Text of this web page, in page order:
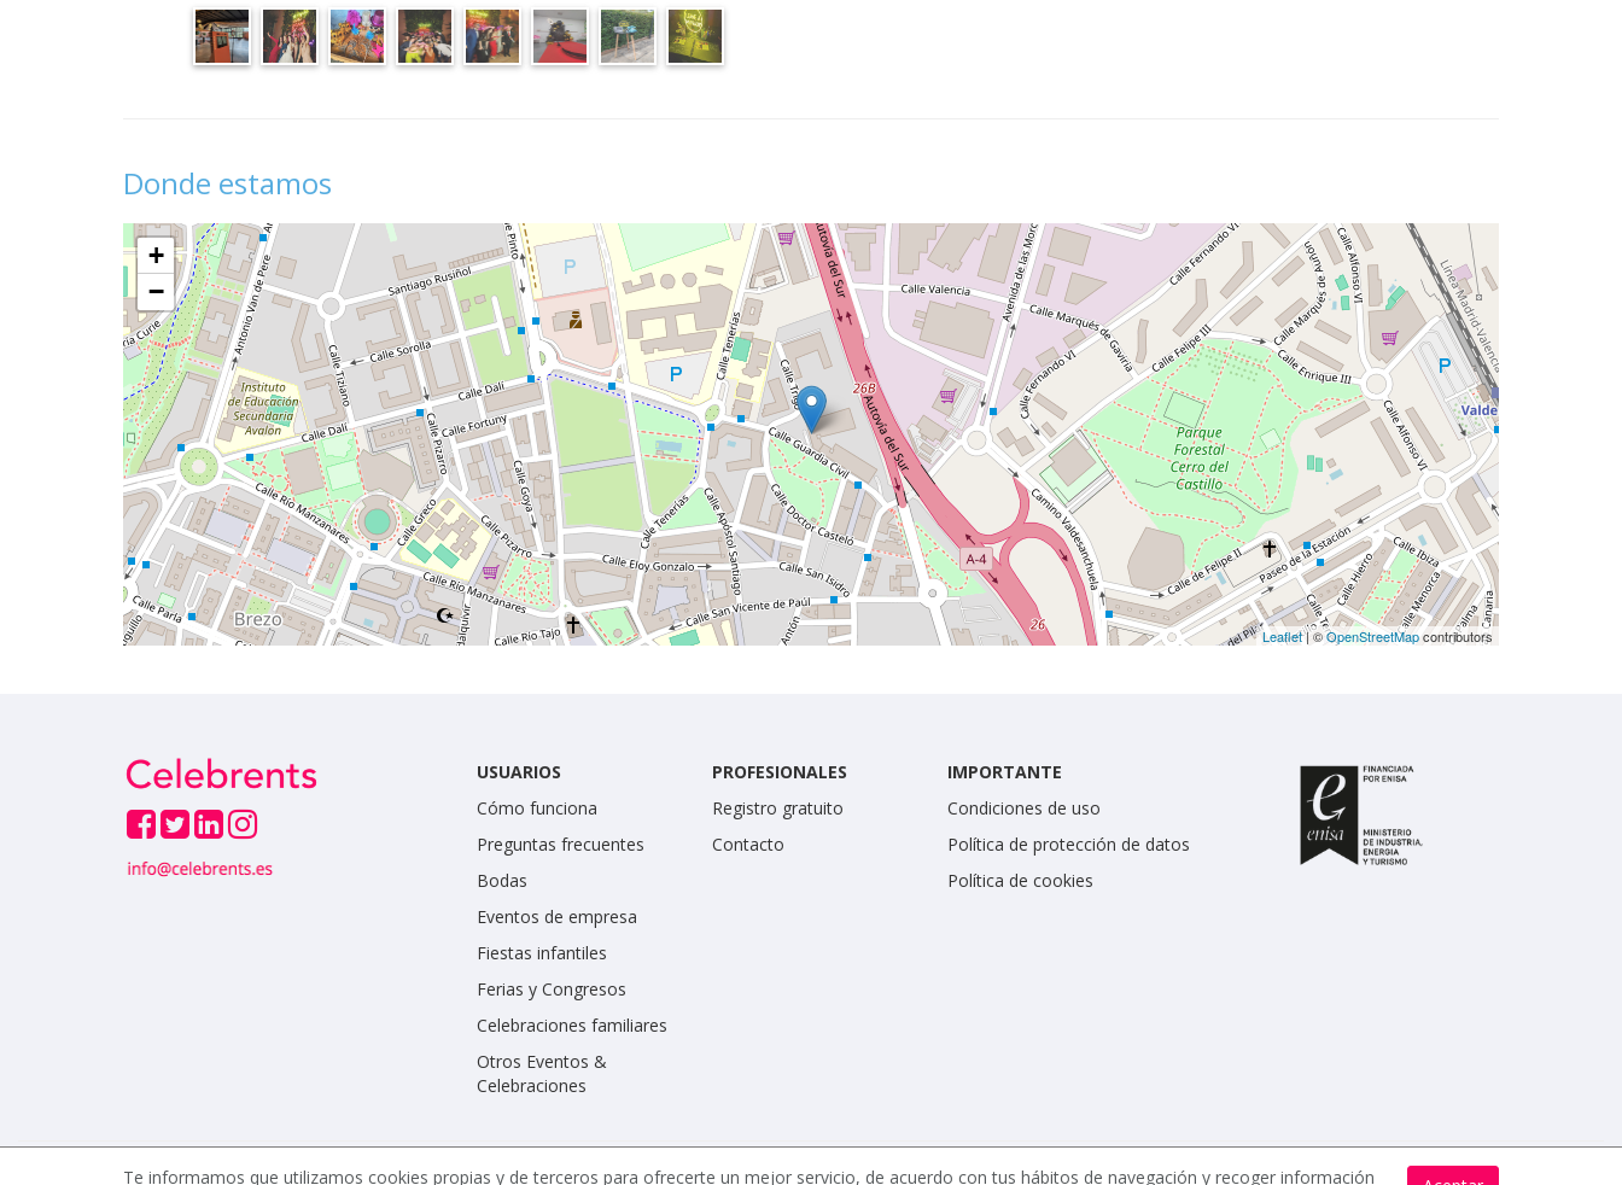
Donde estamos
+
−
Leaflet| ©OpenStreetMapcontributors
USUARIOS
Cómo funciona
Preguntas frecuentes
Bodas
Eventos de empresa
Fiestas infantiles
Ferias y Congresos
Celebraciones familiares
Otros Eventos &
Celebraciones
PROFESIONALES
Registro gratuito
Contacto
IMPORTANTE
Condiciones de uso
Política de protección de datos
Política de cookies
Te informamos que utilizamos cookies propias y de terceros para ofrecerte un mejor servicio, de acuerdo con tus hábitos de navegación y recoger información